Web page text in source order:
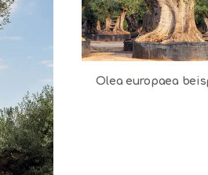
Olea europaea